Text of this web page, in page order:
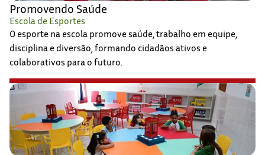
Promovendo Saúde
Escola de Esportes
O esporte na escola promove saúde, trabalho em equipe,
disciplina e diversão, formando cidadãos ativos e
colaborativos para o futuro.